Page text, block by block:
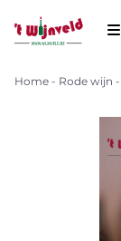
Home - Rode wijn -